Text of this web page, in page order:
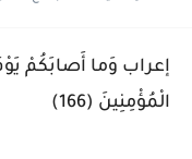
إعراب وَما أَصابَكُمْ
الْمُؤْمِنِينَ (166)